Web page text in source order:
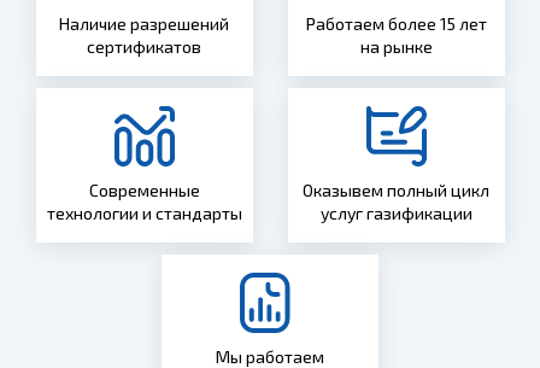
Наличие разрешений
сертификатов
Работаем более 15 лет
на рынке
Современные
технологии и стандарты
Оказывем полный цикл
услуг газификации
Мы работаем